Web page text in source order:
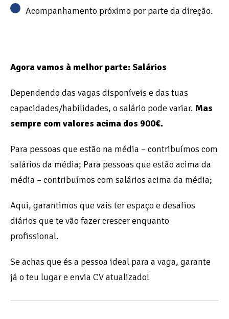
Acompanhamento próximo por parte da direção.
Agora vamos à melhor parte: Salários
Dependendo das vagas disponíveis e das tuas
capacidades/habilidades, o salário pode variar. Mas
sempre com valores acima dos 900€.
Para pessoas que estão na média – contribuímos com
salários da média; Para pessoas que estão acima da
média – contribuímos com salários acima da média;
Aqui, garantimos que vais ter espaço e desafios
diários que te vão fazer crescer enquanto
profissional.
Se achas que és a pessoa ideal para a vaga, garante
já o teu lugar e envia CV atualizado!